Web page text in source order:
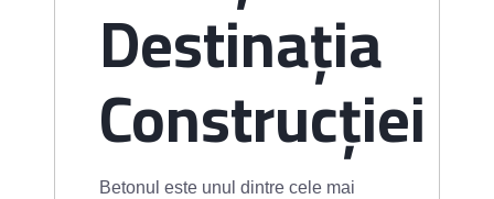
Destinația
Construcției
Betonul este unul dintre cele mai